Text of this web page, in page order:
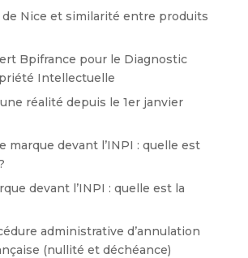
de Nice et similarité entre produits
Bpifrance pour le Diagnostic
Intellectuelle
réalité depuis le 1er janvier
marque devant l’INPI : quelle est
devant l’INPI : quelle est la
administrative d’annulation
(nullité et déchéance)